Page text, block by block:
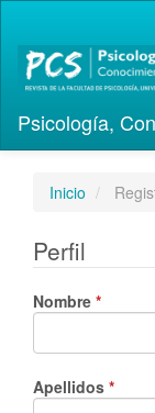
Contenido
principal
Barra
lateral
Psicología,
Inicio
Perfil
Nombre *
Apellidos *